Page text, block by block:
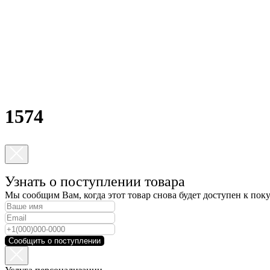
1574
Узнать о поступлении товара
Мы сообщим Вам, когда этот товар снова будет доступен к
Сообщить о поступлении